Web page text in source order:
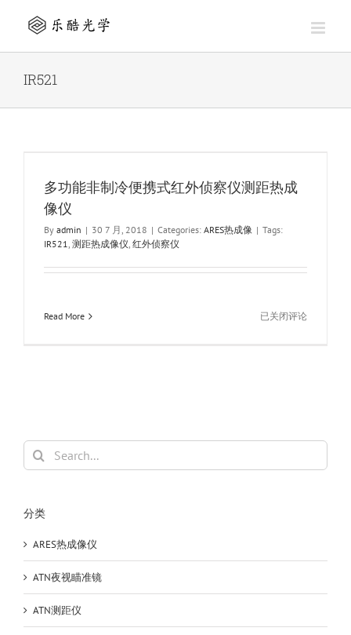
IR521
多功能非制冷便携式红外侦察仪测距热成
像仪
By admin | 30 7 月, 2018 | Categories: ARES热成像 | Tags:
IR521, 测距热成像仪, 红外侦察仪
Read More
多
式
外
像
已关闭评论
Search
for:
分类
ARES热成像仪
ATN夜视瞄准镜
ATN测距仪